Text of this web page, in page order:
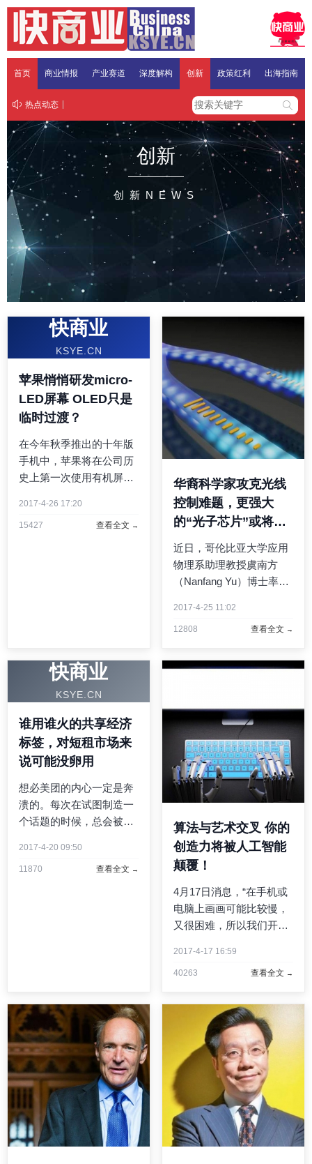
首页 商业情报 产业赛道 深度解构 创新 政策红利 出海指南
热点动态
创新
创新NEWS
快商业
KSYE.CN
苹果悄悄研发micro-
LED屏幕 OLED只是
临时过渡？
在今年秋季推出的十年版
手机中，苹果将在公司历
史上第一次使用有机屏
报道，苹果之前也收购了
2017-4-26 17:20
15427 查看全文
华裔科学家攻克光线
控制难题，更强大
的“光子芯片”或将问
世
近日，哥伦比亚大学应用
物理系助理教授虞南方
（Nanfang Yu）博士率领
够在狭窄路径，或者所谓
进行高效控制的新途径。
2017-4-25 11:02
12808 查看全文
快商业
KSYE.CN
谁用谁火的共享经济
标签，对短租市场来
说可能没卵用
想必美团的内心一定是奔
溃的。每次在试图制造一
个话题的时候，总会被更
月又对外宣布，正式推出
2017-4-20 09:50
11870 查看全文
算法与艺术交叉 你的
创造力将被人工智能
颠覆！
4月17日消息，“在手机或
电脑上画画可能比较慢，
又很困难，所以我们开发
将机器学习与天才艺术家
用户更好地画画。”谷歌创
意实验室的“创意技术 ...
2017-4-17 16:59
40263 查看全文